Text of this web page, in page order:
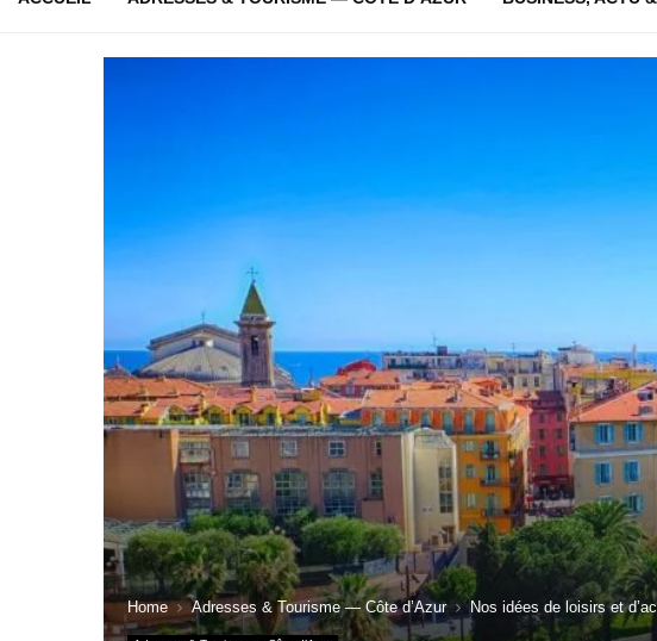
Home Adresses & Tourisme — Côte d’Azur Nos idées de loisirs et